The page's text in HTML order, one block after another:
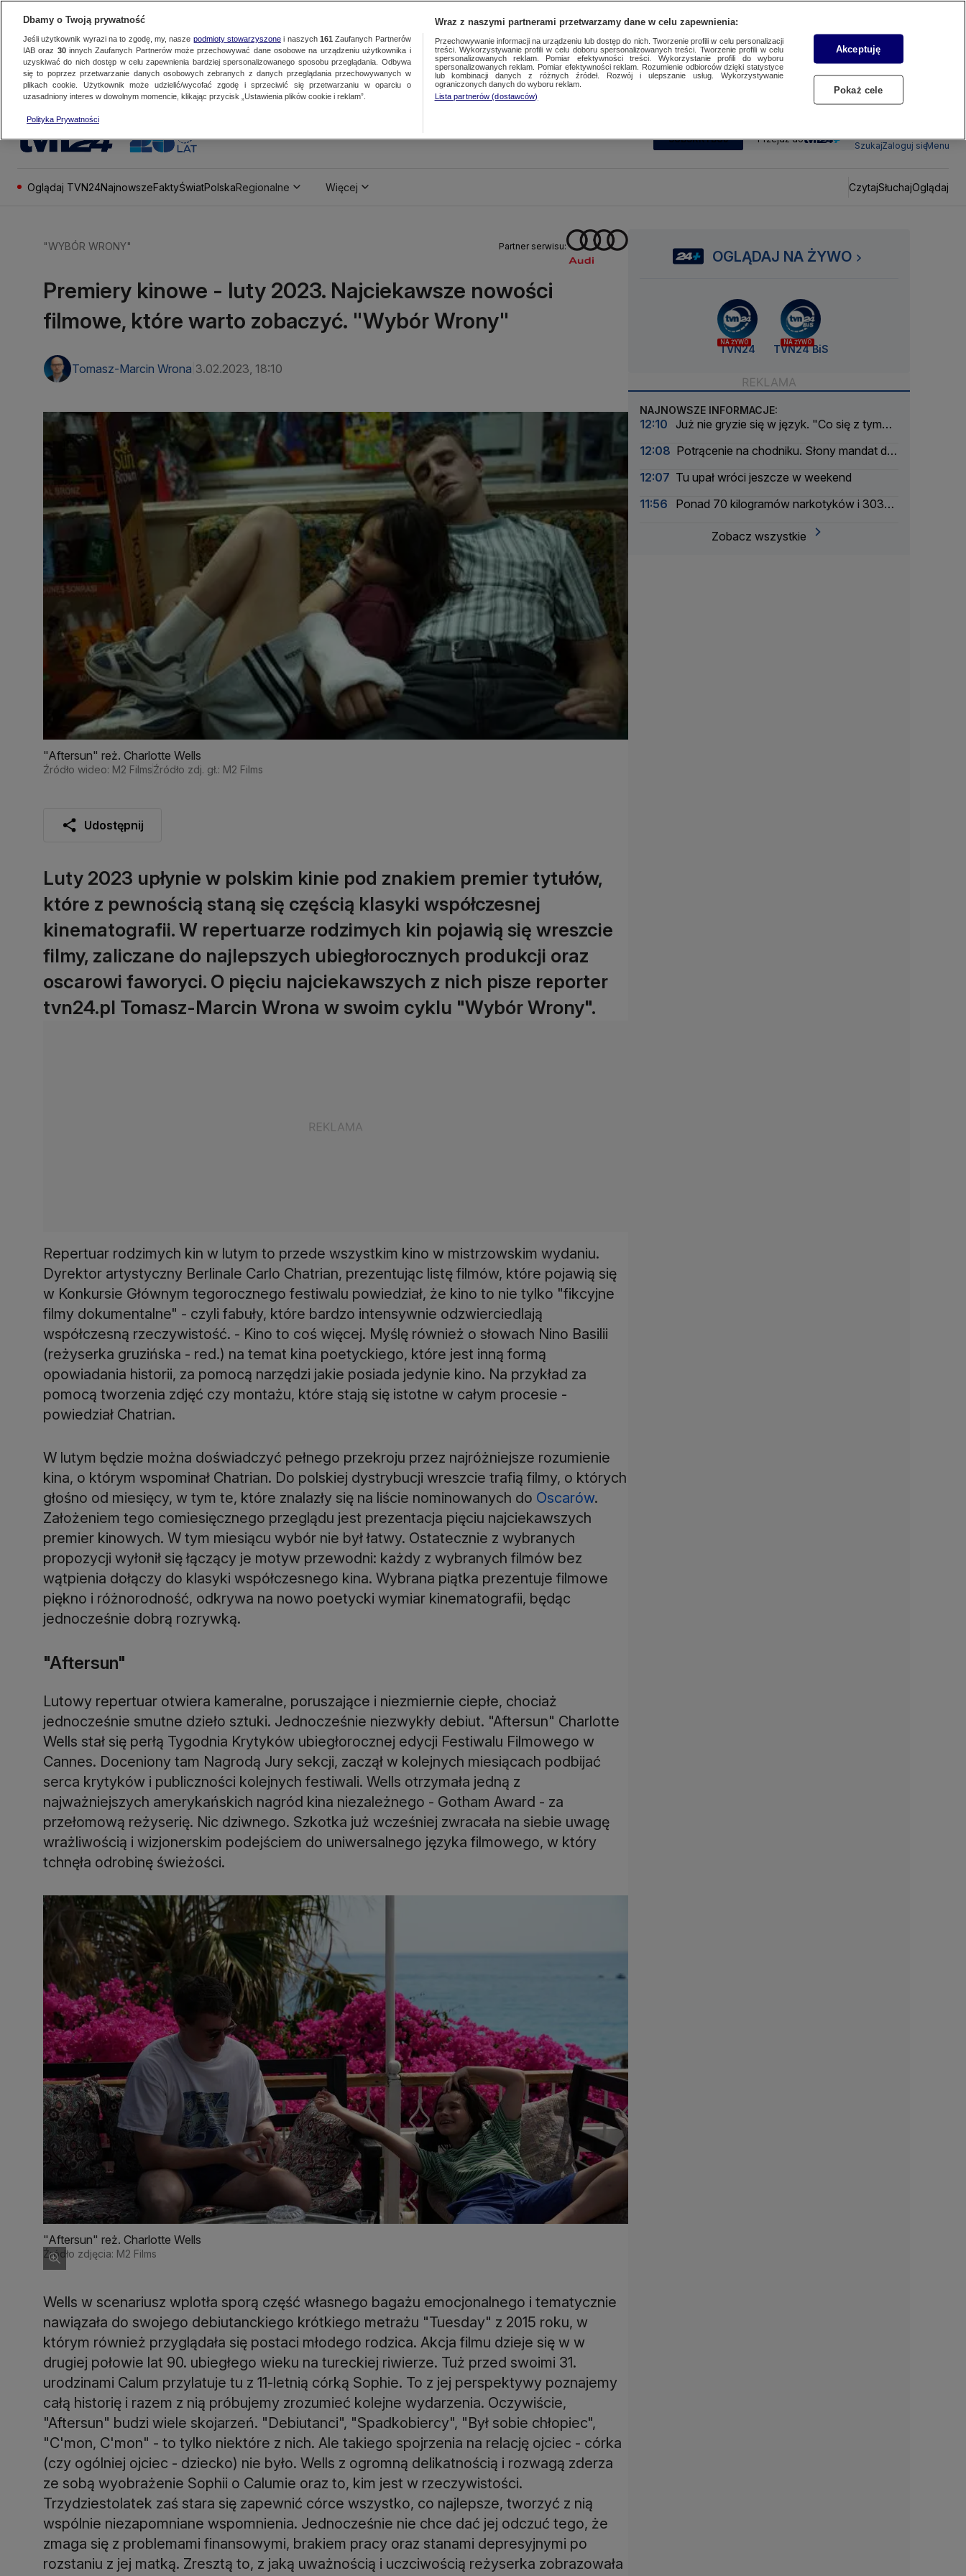
SUBSKRYBUJ Przejdź do
SzukajZaloguj sięMenu
Oglądaj TVN24NajnowszeFaktyŚwiatPolskaRegionalne Więcej CzytajSłuchajOglądaj
"WYBÓR WRONY" Partner serwisu:
Premiery kinowe - luty 2023. Najciekawsze nowości
filmowe, które warto zobaczyć. "Wybór Wrony"
Tomasz-Marcin Wrona 3.02.2023, 18:10
"Aftersun" reż. Charlotte Wells
Źródło wideo: M2 FilmsŹródło zdj. gł.: M2 Films
Udostępnij
Luty 2023 upłynie w polskim kinie pod znakiem premier tytułów,
które z pewnością staną się częścią klasyki współczesnej
kinematografii. W repertuarze rodzimych kin pojawią się wreszcie
filmy, zaliczane do najlepszych ubiegłorocznych produkcji oraz
oscarowi faworyci. O pięciu najciekawszych z nich pisze reporter
tvn24.pl Tomasz-Marcin Wrona w swoim cyklu "Wybór Wrony".
Repertuar rodzimych kin w lutym to przede wszystkim kino w mistrzowskim wydaniu.
Dyrektor artystyczny Berlinale Carlo Chatrian, prezentując listę filmów, które pojawią się
w Konkursie Głównym tegorocznego festiwalu powiedział, że kino to nie tylko "fikcyjne
filmy dokumentalne" - czyli fabuły, które bardzo intensywnie odzwierciedlają
współczesną rzeczywistość. - Kino to coś więcej. Myślę również o słowach Nino Basilii
(reżyserka gruzińska - red.) na temat kina poetyckiego, które jest inną formą
opowiadania historii, za pomocą narzędzi jakie posiada jedynie kino. Na przykład za
pomocą tworzenia zdjęć czy montażu, które stają się istotne w całym procesie -
powiedział Chatrian.
W lutym będzie można doświadczyć pełnego przekroju przez najróżniejsze rozumienie
kina, o którym wspominał Chatrian. Do polskiej dystrybucji wreszcie trafią filmy, o których
głośno od miesięcy, w tym te, które znalazły się na liście nominowanych do Oscarów.
Założeniem tego comiesięcznego przeglądu jest prezentacja pięciu najciekawszych
premier kinowych. W tym miesiącu wybór nie był łatwy. Ostatecznie z wybranych
propozycji wyłonił się łączący je motyw przewodni: każdy z wybranych filmów bez
wątpienia dołączy do klasyki współczesnego kina. Wybrana piątka prezentuje filmowe
piękno i różnorodność, odkrywa na nowo poetycki wymiar kinematografii, będąc
jednocześnie dobrą rozrywką.
"Aftersun"
Lutowy repertuar otwiera kameralne, poruszające i niezmiernie ciepłe, chociaż
jednocześnie smutne dzieło sztuki. Jednocześnie niezwykły debiut. "Aftersun" Charlotte
Wells stał się perłą Tygodnia Krytyków ubiegłorocznej edycji Festiwalu Filmowego w
Cannes. Doceniony tam Nagrodą Jury sekcji, zaczął w kolejnych miesiącach podbijać
serca krytyków i publiczności kolejnych festiwali. Wells otrzymała jedną z
najważniejszych amerykańskich nagród kina niezależnego - Gotham Award - za
przełomową reżyserię. Nic dziwnego. Szkotka już wcześniej zwracała na siebie uwagę
wrażliwością i wizjonerskim podejściem do uniwersalnego języka filmowego, w który
tchnęła odrobinę świeżości.
"Aftersun" reż. Charlotte Wells
Źródło zdjęcia: M2 Films
Wells w scenariusz wplotła sporą część własnego bagażu emocjonalnego i tematycznie
nawiązała do swojego debiutanckiego krótkiego metrażu "Tuesday" z 2015 roku, w
którym również przyglądała się postaci młodego rodzica. Akcja filmu dzieje się w w
drugiej połowie lat 90. ubiegłego wieku na tureckiej riwierze. Tuż przed swoimi 31.
urodzinami Calum przylatuje tu z 11-letnią córką Sophie. To z jej perspektywy poznajemy
całą historię i razem z nią próbujemy zrozumieć kolejne wydarzenia. Oczywiście,
"Aftersun" budzi wiele skojarzeń. "Debiutanci", "Spadkobiercy", "Był sobie chłopiec",
"C'mon, C'mon" - to tylko niektóre z nich. Ale takiego spojrzenia na relację ojciec - córka
(czy ogólniej ojciec - dziecko) nie było. Wells z ogromną delikatnością i rozwagą zderza
ze sobą wyobrażenie Sophii o Calumie oraz to, kim jest w rzeczywistości.
Trzydziestolatek zaś stara się zapewnić córce wszystko, co najlepsze, tworzyć z nią
wspólnie niezapomniane wspomnienia. Jednocześnie nie chce dać jej odczuć tego, że
zmaga się z problemami finansowymi, brakiem pracy oraz stanami depresyjnymi po
rozstaniu z jej matką. Zresztą to, z jaką uważnością i uczciwością reżyserka zobrazowała
OGLĄDAJ NA ŻYWO
NA ŻYWO
TVN24
NA ŻYWO
TVN24 BiS
NAJNOWSZE INFORMACJE:
12:10 Już nie gryzie się w język. "Co się z tym
12:08 Potrącenie na chodniku. Słony mandat dla
12:07 Tu upał wróci jeszcze w weekend
11:56
Ponad 70 kilogramów narkotyków i 303
Zobacz wszystkie
Dbamy o Twoją prywatność
Jeśli użytkownik wyrazi na to zgodę, my, nasze podmioty stowarzyszonei naszych 161 Zaufanych Partnerów
IAB oraz 30innych Zaufanych Partnerów może przechowywać dane osobowe na urządzeniu użytkownika i
uzyskiwać do nich dostęp w celu zapewnienia bardziej spersonalizowanego sposobu przeglądania. Odbywa
się to poprzez przetwarzanie danych osobowych zebranych z danych przeglądania przechowywanych w
plikach cookie. Użytkownik może udzielić/wycofać zgodę i sprzeciwić się przetwarzaniu w oparciu o
uzasadniony interes w dowolnym momencie, klikając przycisk „Ustawienia plików cookie i reklam”.
Polityka Prywatności
Wraz z naszymi partnerami przetwarzamy dane w celu zapewnienia:
Przechowywanie informacji na urządzeniu lub dostęp do nich. Tworzenie profili w celu personalizacji
treści. Wykorzystywanie profili w celu doboru spersonalizowanych treści. Tworzenie profili w celu
spersonalizowanych reklam. Pomiar efektywności treści. Wykorzystanie profili do wyboru
spersonalizowanych reklam. Pomiar efektywności reklam. Rozumienie odbiorców dzięki statystyce
lub kombinacji danych z różnych źródeł. Rozwój i ulepszanie usług. Wykorzystywanie
ograniczonych danych do wyboru reklam.
Lista partnerów (dostawców)
Akceptuję
Pokaż cele